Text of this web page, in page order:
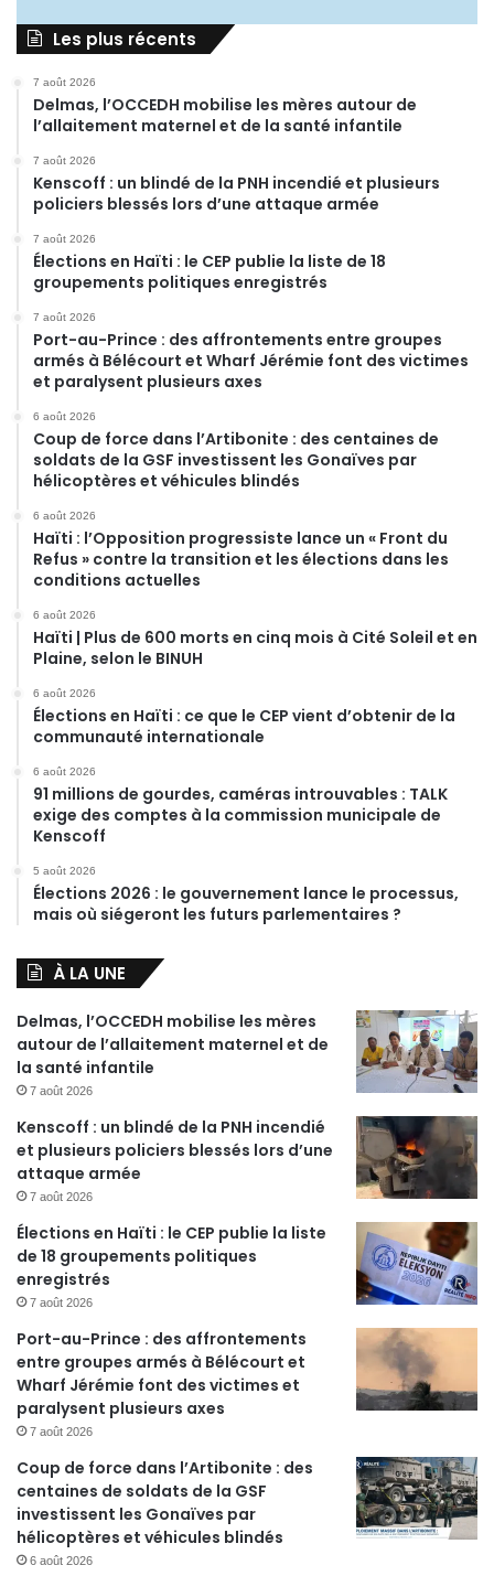
Les plus récents
7 août 2026
Delmas, l’OCCEDH mobilise les mères autour de
l’allaitement maternel et de la santé infantile
7 août 2026
Kenscoff : un blindé de la PNH incendié et plusieurs
policiers blessés lors d’une attaque armée
7 août 2026
Élections en Haïti : le CEP publie la liste de 18
groupements politiques enregistrés
7 août 2026
Port-au-Prince : des affrontements entre groupes
armés à Bélécourt et Wharf Jérémie font des victimes
et paralysent plusieurs axes
6 août 2026
Coup de force dans l’Artibonite : des centaines de
soldats de la GSF investissent les Gonaïves par
hélicoptères et véhicules blindés
6 août 2026
Haïti : l’Opposition progressiste lance un « Front du
Refus » contre la transition et les élections dans les
conditions actuelles
6 août 2026
Haïti | Plus de 600 morts en cinq mois à Cité Soleil et en
Plaine, selon le BINUH
6 août 2026
Élections en Haïti : ce que le CEP vient d’obtenir de la
communauté internationale
6 août 2026
91 millions de gourdes, caméras introuvables : TALK
exige des comptes à la commission municipale de
Kenscoff
5 août 2026
Élections 2026 : le gouvernement lance le processus,
mais où siégeront les futurs parlementaires ?
À LA UNE
Delmas, l’OCCEDH mobilise les mères
autour de l’allaitement maternel et de
la santé infantile
7 août 2026
Kenscoff : un blindé de la PNH incendié
et plusieurs policiers blessés lors d’une
attaque armée
7 août 2026
Élections en Haïti : le CEP publie la liste
de 18 groupements politiques
enregistrés
7 août 2026
Port-au-Prince : des affrontements
entre groupes armés à Bélécourt et
Wharf Jérémie font des victimes et
paralysent plusieurs axes
7 août 2026
Coup de force dans l’Artibonite : des
centaines de soldats de la GSF
investissent les Gonaïves par
hélicoptères et véhicules blindés
6 août 2026